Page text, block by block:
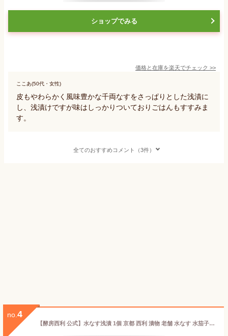
ショップでみる
価格と在庫を楽天でチェック >>
ここあ(50代・女性)
皮もやわらかく風味豊かな千両なすをさっぱりとした浅漬に
し、浅漬けですが味はしっかりついておりごはんもすすみま
す。
全てのおすすめコメント（3件）
no. 4
【酵房西利 公式】水なす浅漬 1個 京都 西利 漬物 老舗 水なす 水茄子 グルメ お土産 茄子 浅漬け お茶漬け おつまみ ごはんのお供 京つけもの西利